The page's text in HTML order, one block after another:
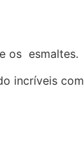
os esmaltes.
incríveis